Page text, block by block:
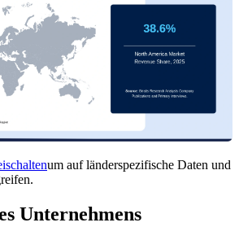
um auf länderspezifische Daten und
Unternehmens